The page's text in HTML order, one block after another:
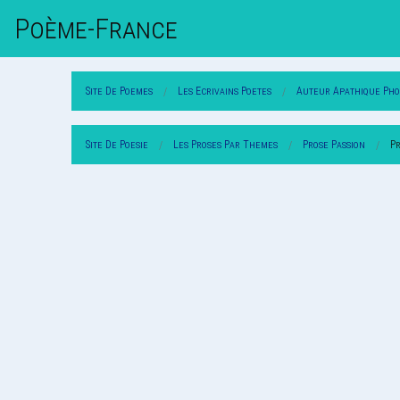
Poème-FrAnce
Site De Poemes Les Ecrivains Poetes Auteur Apathique
Site De Poesie Les Proses Par Themes Prose Passion